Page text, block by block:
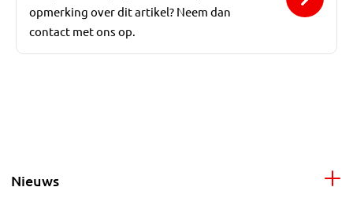
opmerking over dit artikel? Neem dan
contact met ons op.
Nieuws